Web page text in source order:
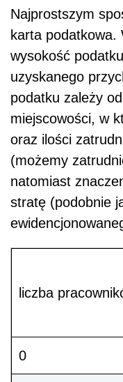
Najprostszym
karta
wysokość
uzyskanego
podatku zależy
miejscowości, w
oraz ilości
(możemy
natomiast
stratę (podobnie
liczba
0